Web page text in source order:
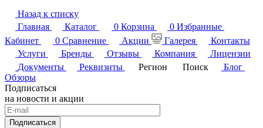
Назад к списку
Главная
Каталог 0 Корзина 0 Избранные
Кабинет
0 Сравнение Акции Галерея
Контакты
Услуги
Бренды Отзывы Компания
Лицензии
Документы
Реквизиты Регион Поиск
Блог
Обзоры
Подписаться
на новости и акции
Подписаться